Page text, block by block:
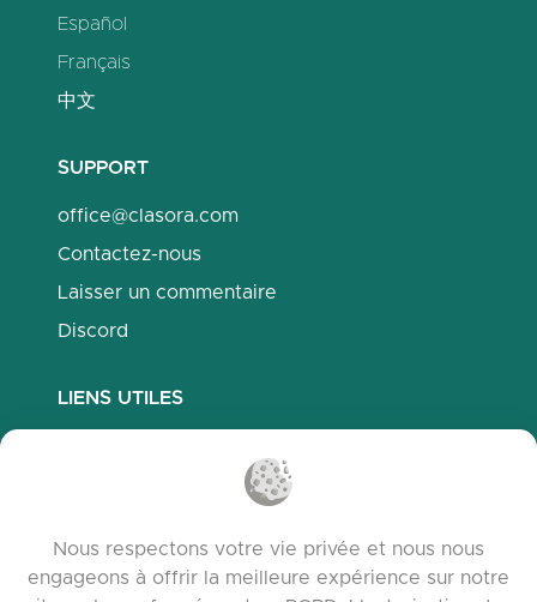
Español
Français
中文
SUPPORT
office@clasora.com
Contactez-nous
Laisser un commentaire
Discord
LIENS UTILES
Politique de confidentialité
Conditions d’utilisation
Nous respectons votre vie privée et nous nous
engageons à offrir la meilleure expérience sur notre